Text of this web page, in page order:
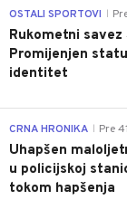
OSTALI SPORTOVI
Rukometni
Promijenjen
identitet
CRNA HRONIKA Pre
Uhapšen
u policijskoj
tokom hapšenja